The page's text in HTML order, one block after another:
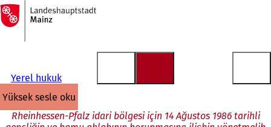
İçeriğe atla
Ana
sayfaya
Yerel hukuk
yüksek sesle oku
Rheinhessen-Pfalz idari bölgesi için 14 Ağustos 1986 tarihli